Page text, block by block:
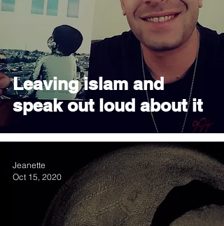
Leaving islam and
speak out loud about it
Jeanette
Oct 15, 2020